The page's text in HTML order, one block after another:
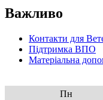
Важливо
Контакти для
Підтримка ВПО
Матеріальна
Пн